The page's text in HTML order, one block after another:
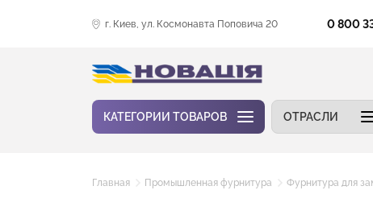
г. Киев, ул. Космонавта Поповича 20 0 800
КАТЕГОРИИ ТОВАРОВ ОТРАСЛИ
Главная Промышленная фурнитура Фурнитура для